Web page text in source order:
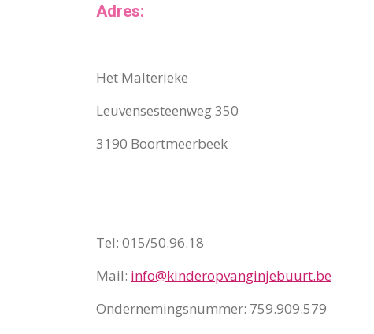
Adres:
Het Malterieke
Leuvensesteenweg 350
3190 Boortmeerbeek
Tel: 015/50.96.18
Mail: info@kinderopvanginjebuurt.be
Ondernemingsnummer: 759.909.579